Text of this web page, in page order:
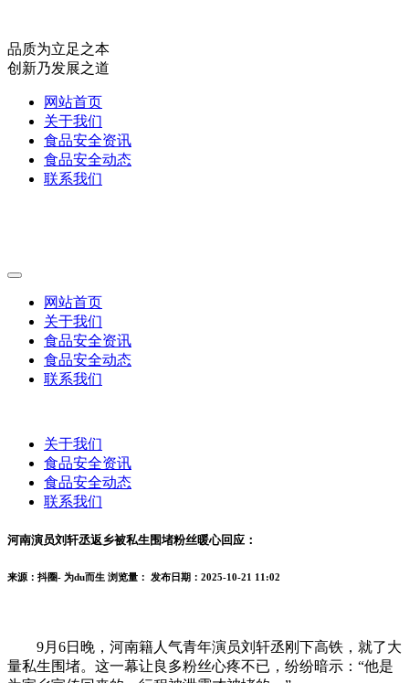
品质为立足之本
创新乃发展之道
网站首页
关于我们
食品安全资讯
食品安全动态
联系我们
网站首页
关于我们
食品安全资讯
食品安全动态
联系我们
关于我们
食品安全资讯
食品安全动态
联系我们
河南演员刘轩丞返乡被私生围堵粉丝暖心回应：
来源：抖圈- 为du而生 浏览量： 发布日期：2025-10-21 11:02
9月6日晚，河南籍人气青年演员刘轩丞刚下高铁，就了大
量私生围堵。这一幕让良多粉丝心疼不已，纷纷暗示：“他是